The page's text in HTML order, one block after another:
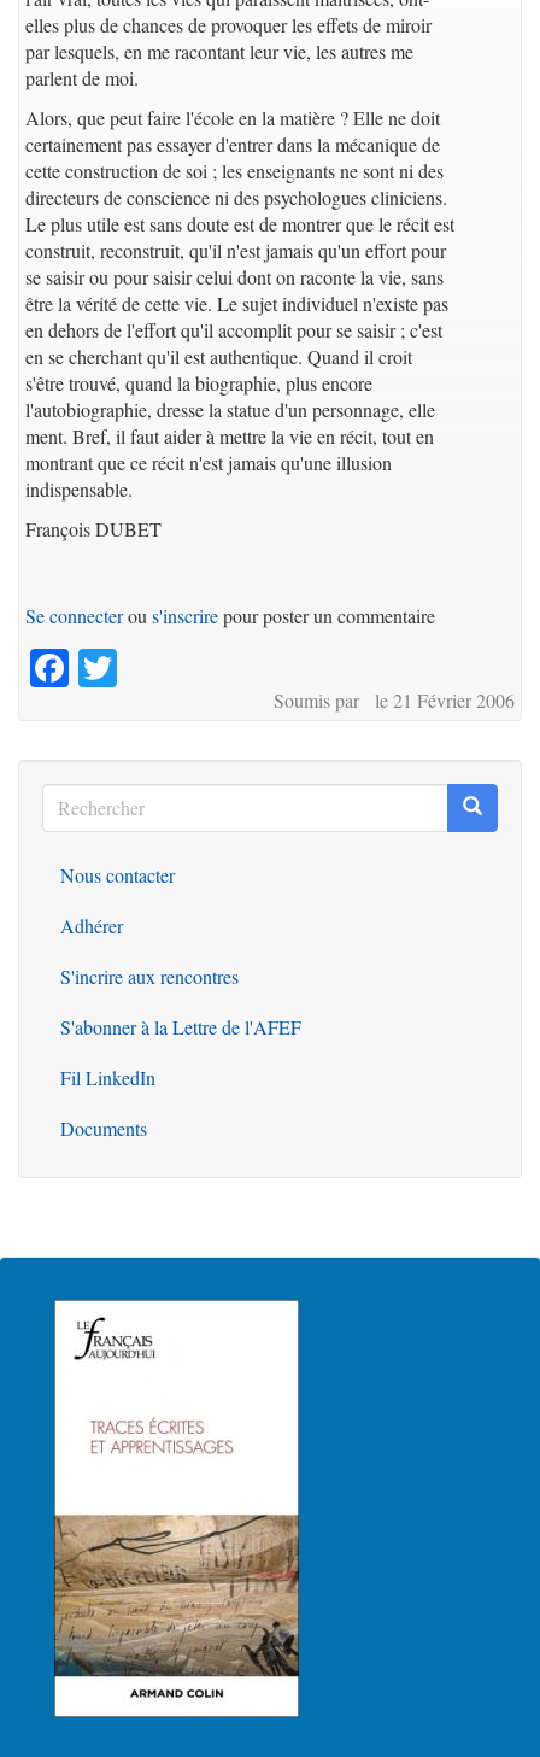
elles plus de chances de provoquer les effets de miroir
par lesquels, en me racontant leur vie, les autres me
parlent de moi.
Alors, que peut faire l'école en la matière ? Elle ne doit
certainement pas essayer d'entrer dans la mécanique de
cette construction de soi ; les enseignants ne sont ni des
directeurs de conscience ni des psychologues cliniciens.
Le plus utile est sans doute est de montrer que le récit est
construit, reconstruit, qu'il n'est jamais qu'un effort pour
se saisir ou pour saisir celui dont on raconte la vie, sans
être la vérité de cette vie. Le sujet individuel n'existe pas
en dehors de l'effort qu'il accomplit pour se saisir ; c'est
en se cherchant qu'il est authentique. Quand il croit
s'être trouvé, quand la biographie, plus encore
l'autobiographie, dresse la statue d'un personnage, elle
ment. Bref, il faut aider à mettre la vie en récit, tout en
montrant que ce récit n'est jamais qu'une illusion
indispensable.
François DUBET
Se connecterou s'inscrirepour poster un commentaire
Facebook
Soumis par le 21 Février 2006
Rechercher
Rechercher
Outils
Nous contacter
Adhérer
S'incrire aux rencontres
S'abonner à la Lettre de l'AFEF
Fil LinkedIn
Documents